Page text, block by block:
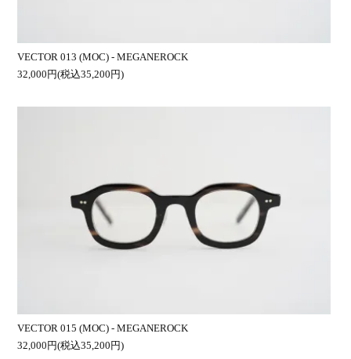
VECTOR 013 (MOC) - MEGANEROCK
32,000円(税込35,200円)
VECTOR 015 (MOC) - MEGANEROCK
32,000円(税込35,200円)